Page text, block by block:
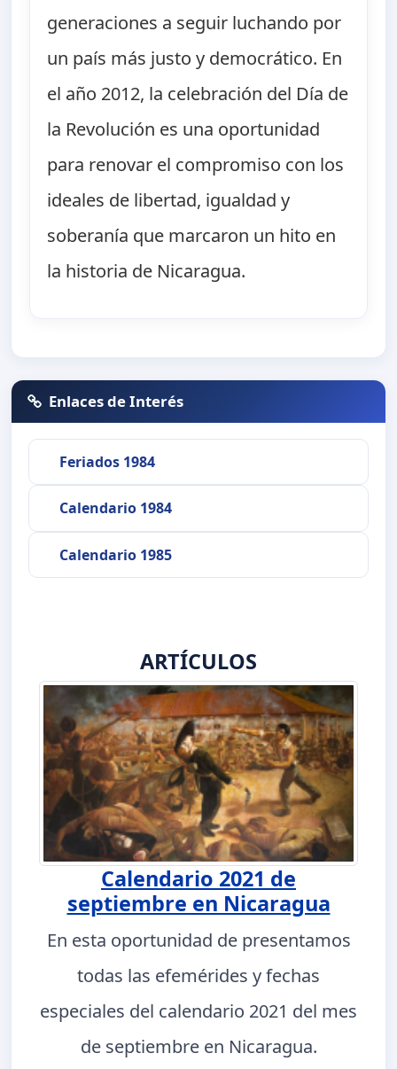
generaciones a seguir luchando por
un país más justo y democrático. En
el año 2012, la celebración del Día de
la Revolución es una oportunidad
para renovar el compromiso con los
ideales de libertad, igualdad y
soberanía que marcaron un hito en
la historia de Nicaragua.
Enlaces de Interés
Feriados 1984
Calendario 1984
Calendario 1985
ARTÍCULOS
Calendario 2021 de
septiembre en Nicaragua
En esta oportunidad de presentamos
todas las efemérides y fechas
especiales del calendario 2021 del mes
de septiembre en Nicaragua.